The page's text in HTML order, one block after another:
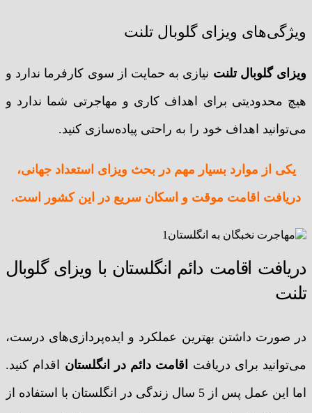
ویژگی‌های ویزای گلوبال تلنت
ویزای گلوبال تلنت نیازی به حمایت از سوی کارفرما ندارد و
هیچ محدودیتی برای اهداف کاری و مهاجرتی شما ندارد و
می‌توانید اهداف خود را به راحتی پیاده‌سازی کنید.
یکی از موارد بسیار مهم در بحث ویزای استعداد جهانی،
دریافت اقامت موقت و اسکان سریع در این کشور است.
دریافت اقامت دائم انگلستان با ویزای گلوبال
تلنت
‌در صورت داشتن بهترین عملکرد و ایده‌پردازی‌های درست،
می‌توانید برای دریافت اقامت دائم در انگلستان اقدام کنید.
اما این عمل پس از 5 سال زندگی در انگلستان با استفاده از